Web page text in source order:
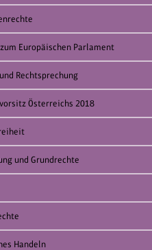
Europäischen Parlament
Rechtsprechung
Österreichs 2018
und Grundrechte
Handeln